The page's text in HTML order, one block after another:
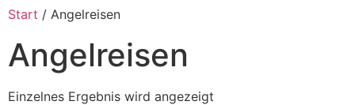
Start / Angelreisen
Angelreisen
Einzelnes Ergebnis wird angezeigt